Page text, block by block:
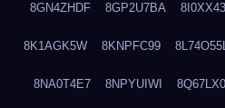
8GN4ZHDF 8GP2U7BA
8K1AGK5W 8KNPFC99 8L74O55L
8NA0T4E7 8NPYUIWI